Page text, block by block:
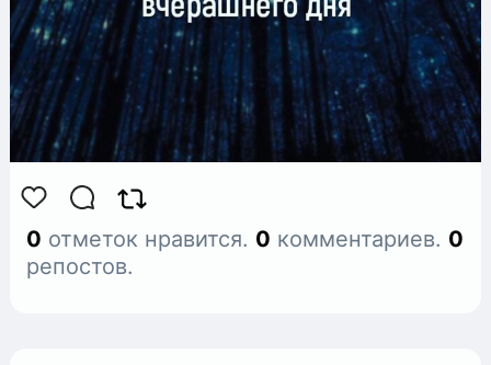
0 отметок нравится. 0 комментариев. 0
репостов.